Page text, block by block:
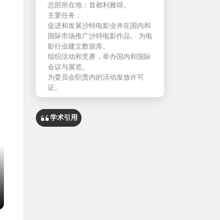
总部所在地：首都利雅得。
主要任务：
促进和发展沙特电影业并在国内和
国际市场推广沙特电影作品。 为电
影行业建立数据库。
组织活动和竞赛，举办国内和国际
会议与展览。
为委员会职责内的活动发放许可
证。
学术引用